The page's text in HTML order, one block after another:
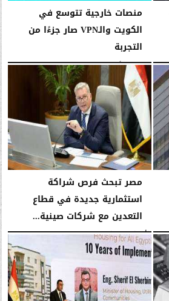
منصات خارجية تتوسع في
الكويت والـVPN صار جزءًا من
التجربة
السبت، 4 أبريل 2026 05:24 صـ
مصر تبحث فرص شراكة
استثمارية جديدة في قطاع
التعدين مع شركات صينية...
الأربعاء، 14 يناير 2026 03:42 صـ